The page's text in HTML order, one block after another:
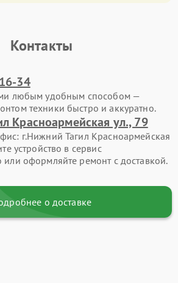
Контакты
34
любым удобным способом —
техники быстро и аккуратно.
Красноармейская ул., 79
г.Нижний Тагил Красноармейская
устройство в сервис
или оформляйте ремонт с доставкой.
о доставке